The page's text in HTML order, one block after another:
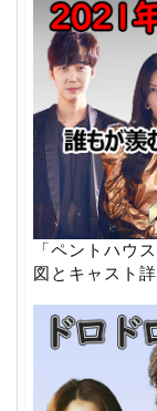
「ペントハウ
図とキャスト